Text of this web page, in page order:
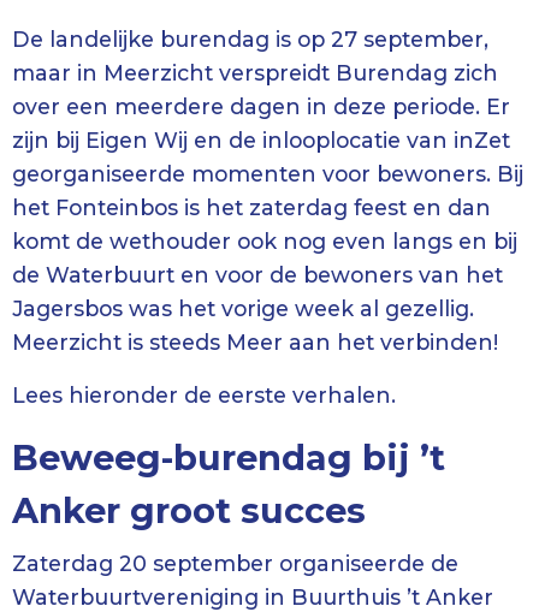
De landelijke burendag is op 27 september,
maar in Meerzicht verspreidt Burendag zich
over een meerdere dagen in deze periode. Er
zijn bij Eigen Wij en de inlooplocatie van inZet
georganiseerde momenten voor bewoners. Bij
het Fonteinbos is het zaterdag feest en dan
komt de wethouder ook nog even langs en bij
de Waterbuurt en voor de bewoners van het
Jagersbos was het vorige week al gezellig.
Meerzicht is steeds Meer aan het verbinden!
Lees hieronder de eerste verhalen.
Beweeg-burendag bij ’t
Anker groot succes
Zaterdag 20 september organiseerde de
Waterbuurtvereniging in Buurthuis ’t Anker